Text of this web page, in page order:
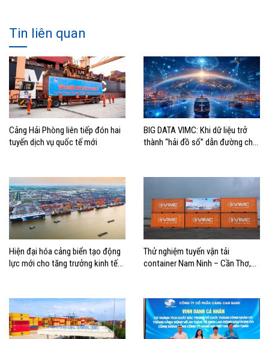
Tin liên quan
Cảng Hải Phòng liên tiếp đón hai
tuyến dịch vụ quốc tế mới
BIG DATA VIMC: Khi dữ liệu trở
thành “hải đồ số” dẫn đường cho
Hiện đại hóa cảng biển tạo động
lực mới cho tăng trưởng kinh tế
Thử nghiệm tuyến vận tải
container Nam Ninh – Cần Thơ,